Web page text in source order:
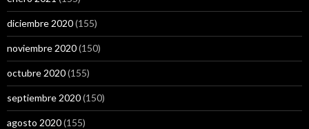
diciembre 2020(155)
noviembre 2020(150)
octubre 2020(155)
septiembre 2020(150)
agosto 2020(155)